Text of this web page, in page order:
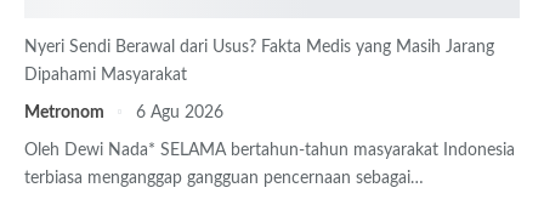
Nyeri Sendi Berawal dari Usus? Fakta Medis yang Masih Jarang
Dipahami Masyarakat
Metronom 6 Agu 2026
Oleh Dewi Nada* SELAMA bertahun-tahun masyarakat Indonesia
terbiasa menganggap gangguan pencernaan sebagai…